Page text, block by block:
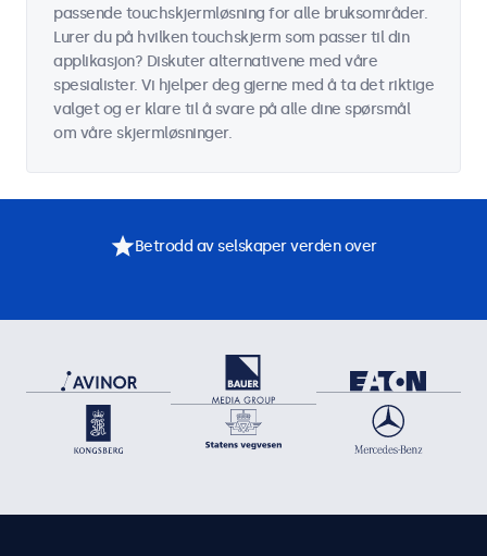
passende touchskjermløsning for alle bruksområder.
Lurer du på hvilken touchskjerm som passer til din
applikasjon? Diskuter alternativene med våre
spesialister. Vi hjelper deg gjerne med å ta det riktige
valget og er klare til å svare på alle dine spørsmål
om våre skjermløsninger.
Betrodd av selskaper verden over